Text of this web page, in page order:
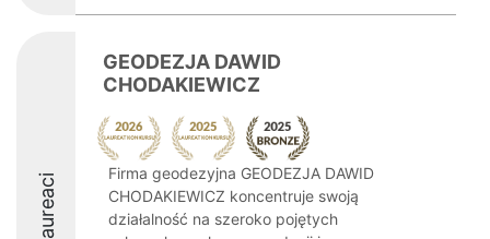
Laureaci
GEODEZJA DAWID
CHODAKIEWICZ
Firma geodezyjna GEODEZJA DAWID
CHODAKIEWICZ koncentruje swoją
działalność na szeroko pojętych